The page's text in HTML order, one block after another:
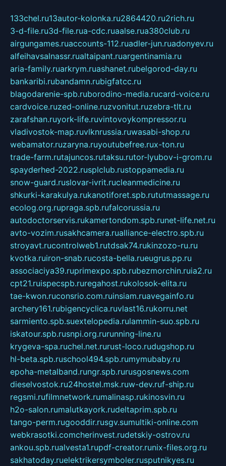
133chel.ru13autor-kolonka.ru2864420.ru2rich.ru
3-d-file.ru3d-file.rua-cdc.ruaalse.rua380club.ru
airgungames.ruaccounts-112.ruadler-jun.ruadonyev.ru
alfeihavsalnassr.rualtaipant.ruargentinamia.ru
aria-family.ruarkrym.ruashanet.rubelgorod-day.ru
bankaribi.rubandamn.rubigfatcc.ru
blagodarenie-spb.ruborodino-media.rucard-voice.ru
cardvoice.ruzed-online.ruzvonitut.ruzebra-tlt.ru
zarafshan.ruyork-life.ruvintovoykompressor.ru
vladivostok-map.ruvlknrussia.ruwasabi-shop.ru
webamator.ruzaryna.ruyoutubefree.rux-ton.ru
trade-farm.rutajuncos.rutaksu.rutor-lyubov-i-grom.ru
spayderhed-2022.rusplclub.rustoppamedia.ru
snow-guard.ruslovar-ivrit.rucleanmedicine.ru
shkurki-karakulya.rukanotiforet.spb.rututmassage.ru
ecolog.org.rupraga.spb.rufalcorussia.ru
autodoctorservis.rukamertondom.spb.runet-life.net.ru
avto-vozim.rusakhcamera.rualliance-electro.spb.ru
stroyavt.rucontrolweb1.rutdsak74.rukinzozo-ru.ru
kvotka.ruiron-snab.rucosta-bella.rueugrus.pp.ru
associaciya39.ruprimexpo.spb.rubezmorchin.ruia2.ru
cpt21.ruispecspb.ruregahost.rukolosok-elita.ru
tae-kwon.ruconsrio.com.ruinsiam.ruavegainfo.ru
archery161.rubigencyclica.ruvlast16.rukorru.net
sarmiento.spb.suextelopedia.rulammin-suo.spb.ru
iskatour.spb.rusnpi.org.rurunning-line.ru
krygeva-spa.ruchel.net.rurust-loco.rudugshop.ru
hl-beta.spb.ruschool494.spb.rumymubaby.ru
epoha-metalband.rungr.spb.rurusgosnews.com
dieselvostok.ru24hostel.msk.ruw-dev.ruf-ship.ru
regsmi.rufilmnetwork.rumalinasp.rukinosvin.ru
h2o-salon.rumalutkayork.rudeltaprim.spb.ru
tango-perm.rugooddir.rusgv.sumultiki-online.com
webkrasotki.comcherinvest.rudetskiy-ostrov.ru
ankou.spb.rualvesta1.rupdf-creator.runix-files.org.ru
sakhatoday.ruelektrikersymboler.rusputnikyes.ru